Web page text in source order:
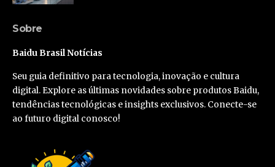
Sobre
Baidu Brasil Notícias
Seu guia definitivo para tecnologia, inovação e cultura
digital. Explore as últimas novidades sobre produtos Baidu,
tendências tecnológicas e insights exclusivos. Conecte-se
ao futuro digital conosco!